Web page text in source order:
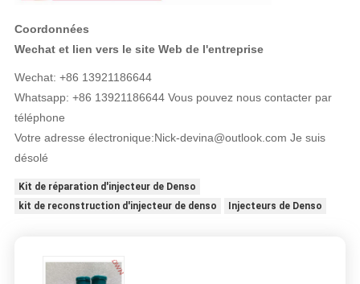
Coordonnées
Wechat et lien vers le site Web de l'entreprise
Wechat: +86 13921186644
Whatsapp: +86 13921186644 Vous pouvez nous contacter par
téléphone
Votre adresse électronique:Nick-devina@outlook.com Je suis
désolé
Kit de réparation d'injecteur de Denso
kit de reconstruction d'injecteur de denso
Injecteurs de Denso